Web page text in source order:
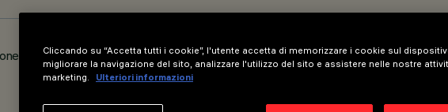
48V - DALI Powerline
Cliccando su “Accetta tutti i cookie”, l'utente accetta di memorizzare i cookie sul
migliorare la navigazione del sito, analizzare l'utilizzo del sito e assistere nelle nostre
marketing.
Ulteriori informazioni